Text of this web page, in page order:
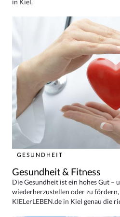
GESUNDHEIT
Gesundheit & Fitness
Die Gesundheit ist ein hohes Gut –
wiederherzustellen oder zu
KIELerLEBEN.de in Kiel genau die